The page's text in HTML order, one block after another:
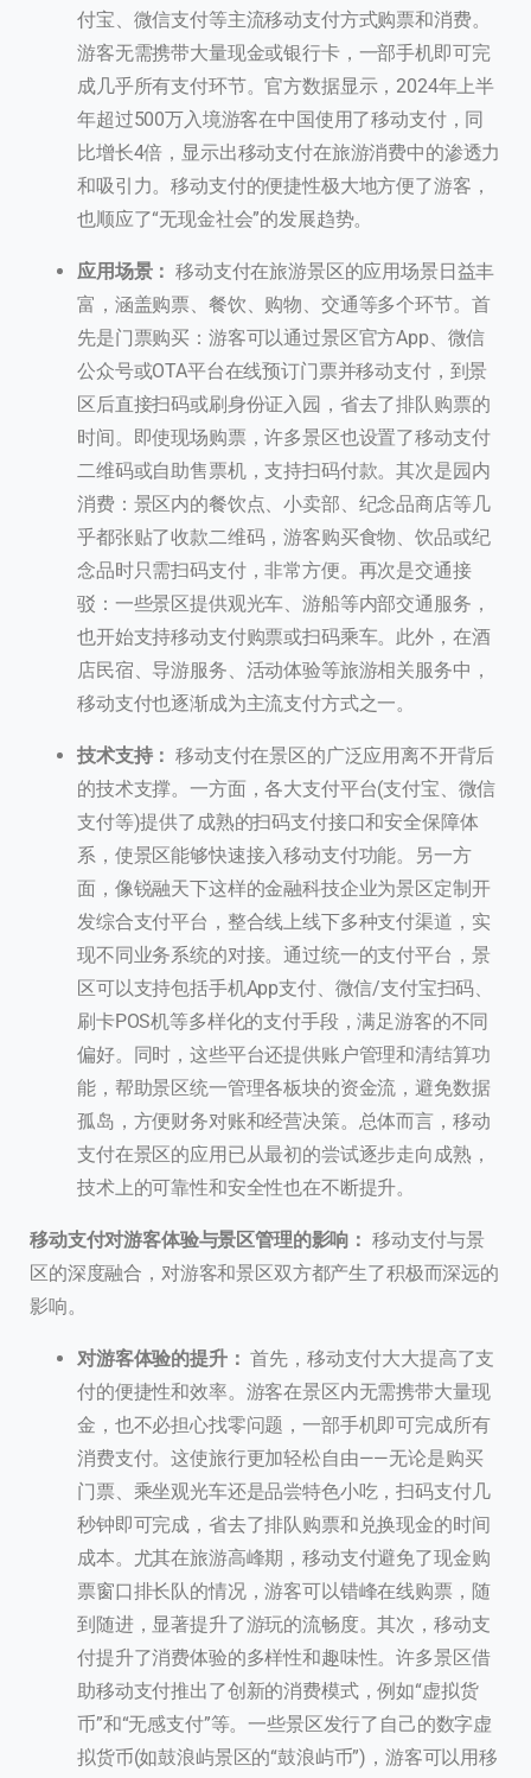
付宝、微信支付等主流移动支付方式购票和消费。
游客无需携带大量现金或银行卡，一部手机即可完
成几乎所有支付环节。官方数据显示，2024年上半
年超过500万入境游客在中国使用了移动支付，同
比增长4倍，显示出移动支付在旅游消费中的渗透力
和吸引力。移动支付的便捷性极大地方便了游客，
也顺应了“无现金社会”的发展趋势。
应用场景：移动支付在旅游景区的应用场景日益丰
富，涵盖购票、餐饮、购物、交通等多个环节。首
先是门票购买：游客可以通过景区官方App、微信
公众号或OTA平台在线预订门票并移动支付，到景
区后直接扫码或刷身份证入园，省去了排队购票的
时间。即使现场购票，许多景区也设置了移动支付
二维码或自助售票机，支持扫码付款。其次是园内
消费：景区内的餐饮点、小卖部、纪念品商店等几
乎都张贴了收款二维码，游客购买食物、饮品或纪
念品时只需扫码支付，非常方便。再次是交通接
驳：一些景区提供观光车、游船等内部交通服务，
也开始支持移动支付购票或扫码乘车。此外，在酒
店民宿、导游服务、活动体验等旅游相关服务中，
移动支付也逐渐成为主流支付方式之一。
技术支持：移动支付在景区的广泛应用离不开背后
的技术支撑。一方面，各大支付平台(支付宝、微信
支付等)提供了成熟的扫码支付接口和安全保障体
系，使景区能够快速接入移动支付功能。另一方
面，像锐融天下这样的金融科技企业为景区定制开
发综合支付平台，整合线上线下多种支付渠道，实
现不同业务系统的对接。通过统一的支付平台，景
区可以支持包括手机App支付、微信/支付宝扫码、
刷卡POS机等多样化的支付手段，满足游客的不同
偏好。同时，这些平台还提供账户管理和清结算功
能，帮助景区统一管理各板块的资金流，避免数据
孤岛，方便财务对账和经营决策。总体而言，移动
支付在景区的应用已从最初的尝试逐步走向成熟，
技术上的可靠性和安全性也在不断提升。
移动支付对游客体验与景区管理的影响： 移动支付与景
区的深度融合，对游客和景区双方都产生了积极而深远的
影响。
对游客体验的提升：首先，移动支付大大提高了支
付的便捷性和效率。游客在景区内无需携带大量现
金，也不必担心找零问题，一部手机即可完成所有
消费支付。这使旅行更加轻松自由——无论是购买
门票、乘坐观光车还是品尝特色小吃，扫码支付几
秒钟即可完成，省去了排队购票和兑换现金的时间
成本。尤其在旅游高峰期，移动支付避免了现金购
票窗口排长队的情况，游客可以错峰在线购票，随
到随进，显著提升了游玩的流畅度。其次，移动支
付提升了消费体验的多样性和趣味性。许多景区借
助移动支付推出了创新的消费模式，例如“虚拟货
币”和“无感支付”等。一些景区发行了自己的数字虚
拟货币(如鼓浪屿景区的“鼓浪屿币”)，游客可以用移